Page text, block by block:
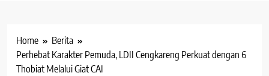
Home
Berita
Perhebat Karakter Pemuda, LDII Cengkareng Perkuat dengan 6
Thobiat Melalui Giat CAI